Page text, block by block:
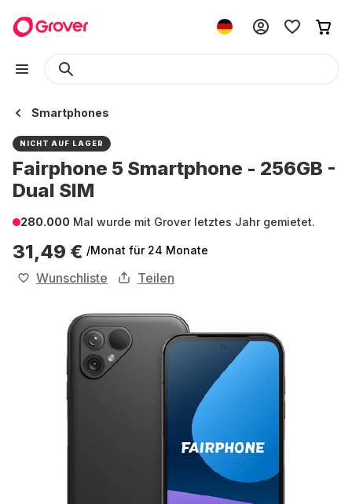
Smartphones
NICHT AUF LAGER
Fairphone 5 Smartphone - 256GB -
Dual SIM
280.000 Mal wurde mit Grover letztes Jahr gemietet.
31,49 € /Monat für 24 Monate
Wunschliste Teilen